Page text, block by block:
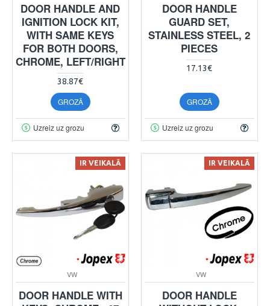
DOOR HANDLE AND
IGNITION LOCK KIT,
WITH SAME KEYS
FOR BOTH DOORS,
CHROME, LEFT/RIGHT
38.87€
GROZĀ
Uzreiz uz grozu
DOOR HANDLE
GUARD SET,
STAINLESS STEEL, 2
PIECES
17.13€
GROZĀ
Uzreiz uz grozu
IR VEIKALĀ
VW
DOOR HANDLE WITH
IR VEIKALĀ
VW
DOOR HANDLE